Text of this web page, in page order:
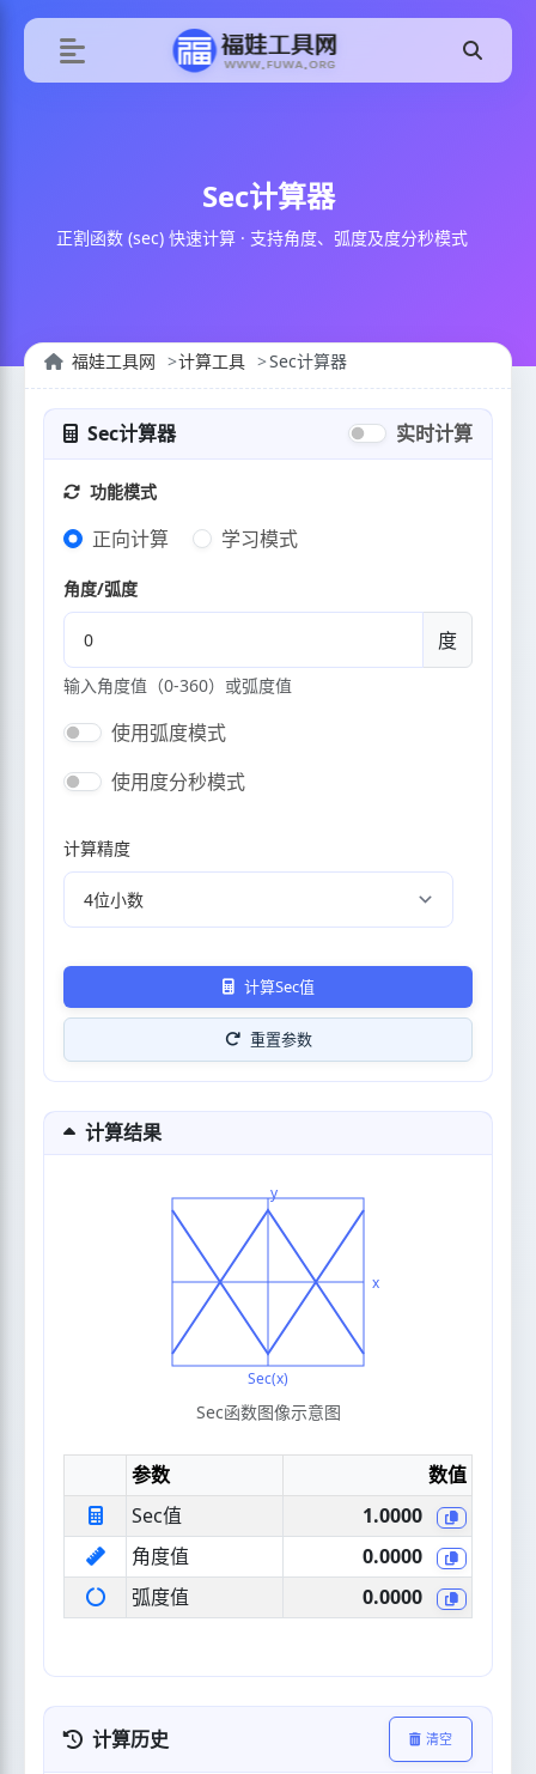
Sec计算器
正割函数 (sec) 快速计算 · 支持角度、弧度及度分秒模式
福娃工具网 计算工具 Sec计算器
Sec计算器 实时计算
功能模式
正向计算 学习模式
角度/弧度
度
输入角度值（0-360）或弧度值
使用弧度模式
使用度分秒模式
计算精度
计算Sec值
重置参数
计算结果
x
y
Sec(x)
Sec函数图像示意图
参数
数值
Sec值
1.0000
角度值
0.0000
弧度值
0.0000
计算历史 清空